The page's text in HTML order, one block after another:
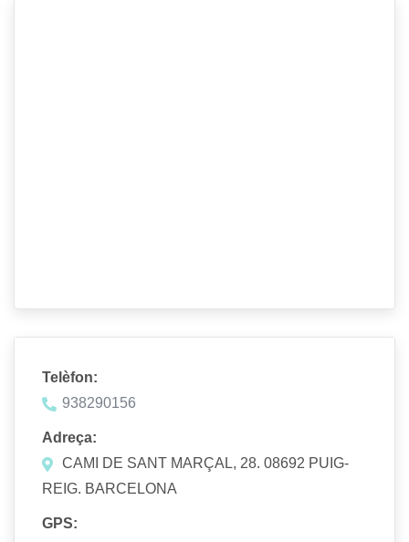
Telèfon:
938290156
Adreça:
CAMI DE SANT MARÇAL, 28. 08692 PUIG-
REIG. BARCELONA
GPS: